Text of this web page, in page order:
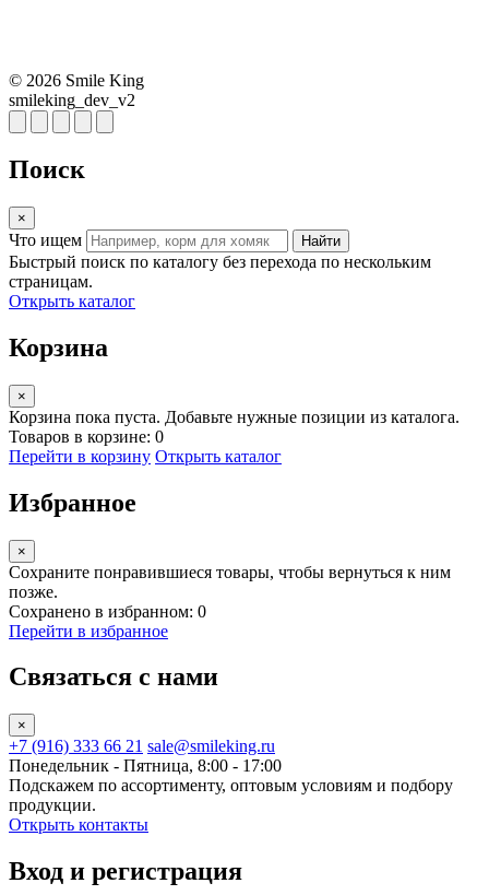
© 2026 Smile King
smileking_dev_v2
Поиск
×
Что ищем Найти
Быстрый поиск по каталогу без перехода по нескольким
страницам.
Открыть каталог
Корзина
×
Корзина пока пуста. Добавьте нужные позиции из каталога.
Товаров в корзине: 0
Перейти в корзину Открыть каталог
Избранное
×
Сохраните понравившиеся товары, чтобы вернуться к ним
позже.
Сохранено в избранном: 0
Перейти в избранное
Связаться с нами
×
+7 (916) 333 66 21 sale@smileking.ru
Понедельник - Пятница, 8:00 - 17:00
Подскажем по ассортименту, оптовым условиям и подбору
продукции.
Открыть контакты
Вход и регистрация